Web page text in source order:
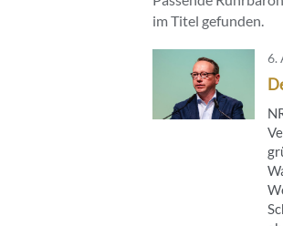
im Titel gefunden.
6.